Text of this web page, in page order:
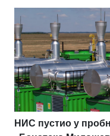
НИС пустио у